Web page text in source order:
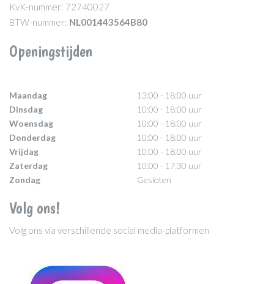
KvK-nummer: 72740027
BTW-nummer: NL001443564B80
Openingstijden
Maandag
13:00 - 18:00 uur
Dinsdag
10:00 - 18:00 uur
Woensdag
10:00 - 18:00 uur
Donderdag
10:00 - 18:00 uur
Vrijdag
10:00 - 18:00 uur
Zaterdag
10:00 - 17:30 uur
Zondag
Gesloten
Volg ons!
Volg ons via verschillende social media-platformen